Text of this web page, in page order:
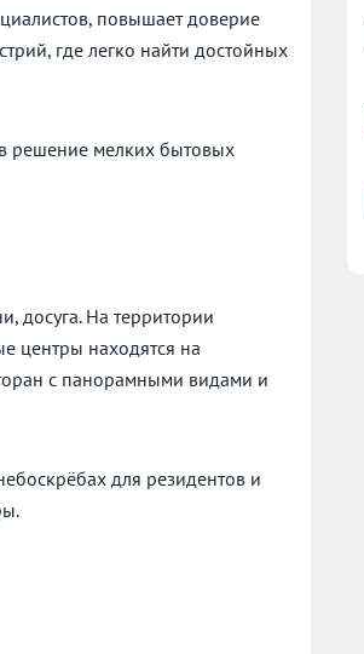
повышает доверие
где легко найти достойных
решение мелких бытовых
досуга. На территории
центры находятся на
с панорамными видами и
для резидентов и